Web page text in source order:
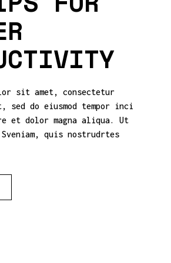
sit amet, consectetur
do eiusmod tempor inci
et dolor magna aliqua. Ut
quis nostrudrtes